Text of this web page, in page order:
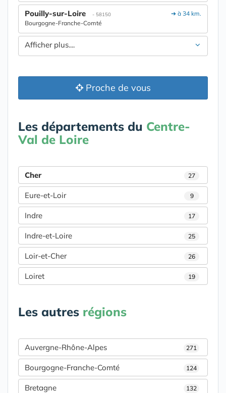
➔ à 34 km.
Pouilly-sur-Loire - 58150
Bourgogne-Franche-Comté
Afficher plus....
Proche de vous
Les départements du Centre-
Val de Loire
Cher 27
Eure-et-Loir 9
Indre 17
Indre-et-Loire 25
Loir-et-Cher 26
Loiret 19
Les autres régions
Auvergne-Rhône-Alpes 271
Bourgogne-Franche-Comté 124
Bretagne 132